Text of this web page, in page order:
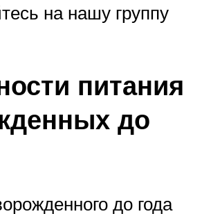
на нашу группу
питания
до
до года